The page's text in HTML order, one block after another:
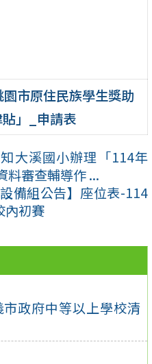
市政府中等以上學校清
市原住民族學生獎助
」_申請表
大溪國小辦理「114年
料審查輔導作 ...
設備組公告】座位表-114
內初賽